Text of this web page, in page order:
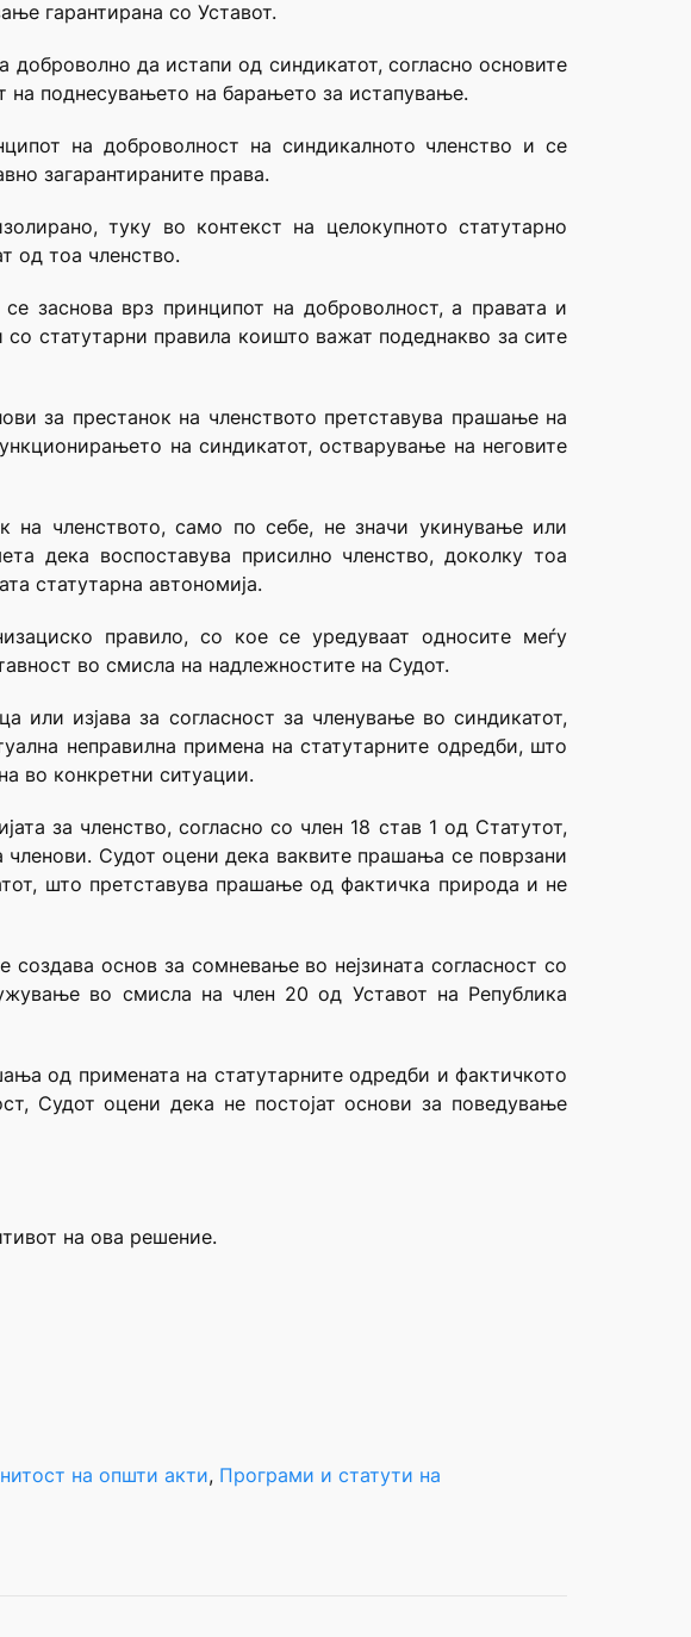
гарантирана со Уставот.
да истапи од синдикатот, согласно основите
на поднесувањето на барањето за истапување.
на доброволност на синдикалното членство и се
загарантираните права.
туку во контекст на целокупното статутарно
од тоа членство.
заснова врз принципот на доброволност, а правата и
статутарни правила коишто важат подеднакво за сите
за престанок на членството претставува прашање на
на синдикатот, остварување на неговите
на членството, само по себе, не значи укинување или
дека воспоставува присилно членство, доколку тоа
статутарна автономија.
правило, со кое се уредуваат односите меѓу
во смисла на надлежностите на Судот.
изјава за согласност за членување во синдикатот,
неправилна примена на статутарните одредби, што
во конкретни ситуации.
за членство, согласно со член 18 став 1 од Статутот,
Судот оцени дека ваквите прашања се поврзани
што претставува прашање од фактичка природа и не
основ за сомневање во нејзината согласност со
во смисла на член 20 од Уставот на Република
од примената на статутарните одредби и фактичкото
Судот оцени дека не постојат основи за поведување
на ова решение.
на општи акти, Програми и статути на